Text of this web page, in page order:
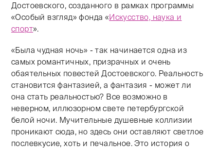
Достоевского, созданного в рамках программы
«Особый взгляд» фонда «Искусство, наука и
спорт».
«Была чудная ночь» - так начинается одна из
самых романтичных, призрачных и очень
обаятельных повестей Достоевского. Реальность
становится фантазией, а фантазия - может ли
она стать реальностью? Все возможно в
неверном, иллюзорном свете петербургской
белой ночи. Мучительные душевные коллизии
проникают сюда, но здесь они оставляют светлое
послевкусие, хоть и печальное. Это история о